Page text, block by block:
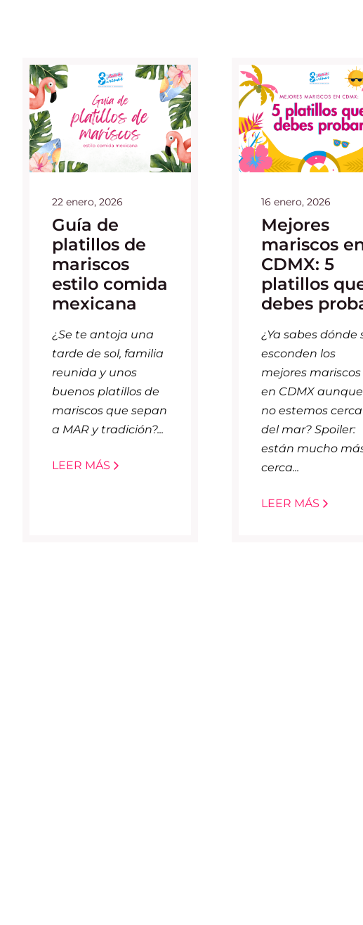
22 enero, 2026
Guía de
platillos de
mariscos
estilo comida
mexicana
¿Se te antoja una
tarde de sol, familia
reunida y unos
buenos platillos de
mariscos que sepan
a MAR y tradición?...
LEER MÁS
16 enero, 2026
Mejores
mariscos
CDMX: 5
platillos
debes
¿Ya sabes dónde
esconden los
mejores mariscos
en CDMX aunque
no estemos cerca
del mar? Spoiler:
están mucho
cerca...
LEER MÁS